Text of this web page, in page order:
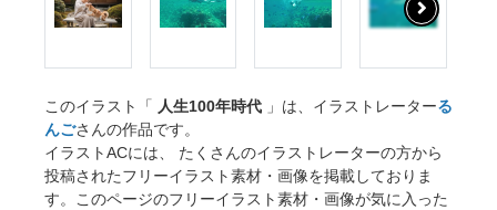
このイラスト「 人生100年時代 」は、イラストレーターる
んごさんの作品です。
イラストACには、 たくさんのイラストレーターの方から
投稿されたフリーイラスト素材・画像を掲載しておりま
す。このページのフリーイラスト素材・画像が気に入った